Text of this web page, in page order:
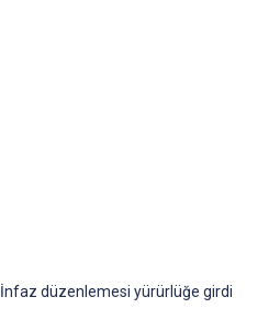
İnfaz düzenlemesi yürürlüğe girdi